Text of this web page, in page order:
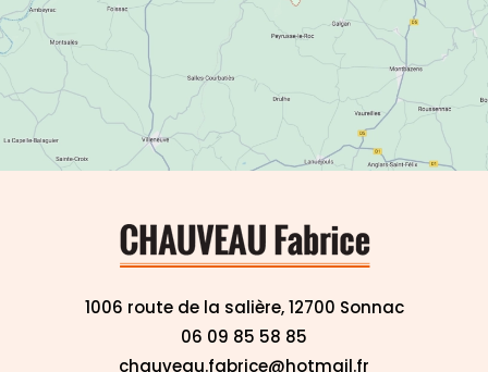
1006 route de la salière, 12700 Sonnac
06 09 85 58 85
chauveau.fabrice@hotmail.fr